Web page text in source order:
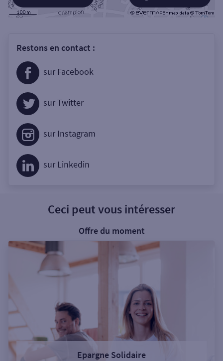
Restons en contact :
sur Facebook
sur Twitter
sur Instagram
sur Linkedin
Ceci peut vous intéresser
Offre du moment
Epargne Solidaire